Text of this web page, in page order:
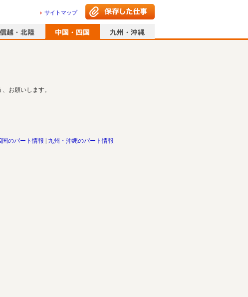
サイトマップ
お願いします。
国のパート情報 九州・沖縄のパート情報